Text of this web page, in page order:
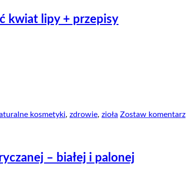
kwiat lipy + przepisy
kosmetyki, zdrowie, zioła Zostaw komentarz
– białej i palonej